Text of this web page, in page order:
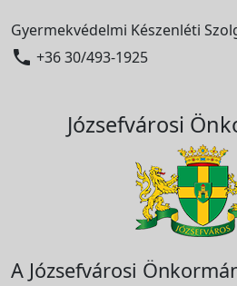
Gyermekvédelmi Készenléti
 +36 30/493-1925
Józsefvárosi
A Józsefvárosi